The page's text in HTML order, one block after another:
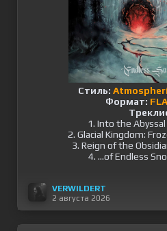
Стиль:
Формат:
1. Into the
2. Glacial Kingdom:
3. Reign of the
4. ...of Endless
VERWILDERT
2 августа 2026